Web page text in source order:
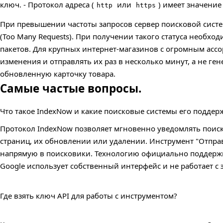
ключ. - Протокол адреса ( http или https ) имеет
При превышении частоты запросов сервер поисковой
(Too Many Requests). При получении такого статуса
пакетов. Для крупных интернет-магазинов с огромным
изменения и отправлять их раз в несколько минут, а не
обновленную карточку товара.
Самые частые вопросы.
Что такое IndexNow и какие поисковые системы его
Протокол IndexNow позволяет мгновенно уведомлять
страниц, их обновлении или удалении. Инструмент
напрямую в поисковики. Технологию официально
Google использует собственный интерфейс и не работает
Где взять ключ API для работы с инструментом?